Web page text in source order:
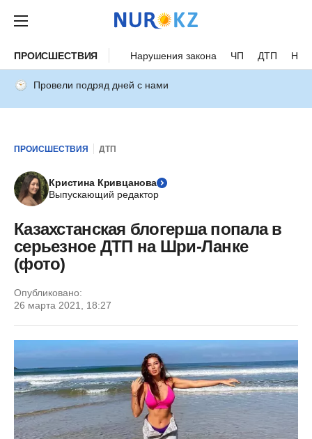
ПРОИСШЕСТВИЯ Нарушения закона ЧП ДТП
Провели подряд дней с нами
ПРОИСШЕСТВИЯ ДТП
Кристина Кривцанова
Выпускающий редактор
Казахстанская блогерша попала в
серьезное ДТП на Шри-Ланке
(фото)
Опубликовано:
26 марта 2021, 18:27